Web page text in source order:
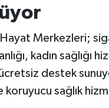
Hayat Merkezleri;
kadın
destek
koruyucu sağlık